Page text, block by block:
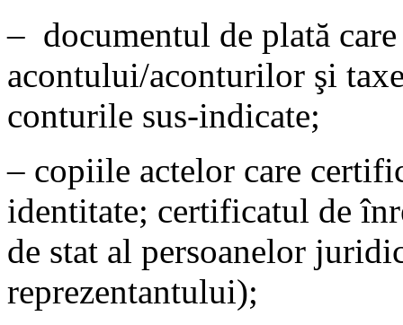
– documentul de plată
acontului/aconturilor şi
conturile sus-indicate;
– copiile actelor care
identitate; certificatul de
de stat al persoanelor
reprezentantului);